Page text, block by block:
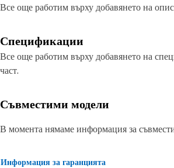
Все още работим върху добавянето на
Спецификации
Все още работим върху добавянето на
част.
Съвместими модели
В момента нямаме информация за
Информация за гаранцията